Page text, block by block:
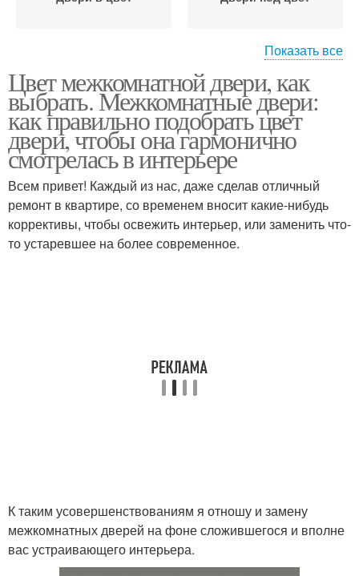
Двери по цвету Темные двери
Двери в интерьере
Показать все
Цвет межкомнатной двери, как
выбрать. Межкомнатные двери:
как правильно подобрать цвет
двери, чтобы она гармонично
смотрелась в интерьере
Всем привет! Каждый из нас, даже сделав отличный
ремонт в квартире, со временем вносит какие-нибудь
коррективы, чтобы освежить интерьер, или заменить что-
то устаревшее на более современное.
К таким усовершенствованиям я отношу и замену
межкомнатных дверей на фоне сложившегося и вполне
вас устраивающего интерьера.